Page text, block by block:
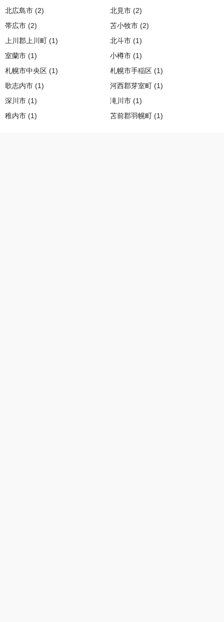
北広島市 (2) 北見市 (2)
帯広市 (2) 苫小牧市 (2)
上川郡上川町 (1) 北斗市 (1)
室蘭市 (1) 小樽市 (1)
札幌市中央区 (1) 札幌市手稲区 (1)
歌志内市 (1) 河西郡芽室町 (1)
深川市 (1) 滝川市 (1)
稚内市 (1) 苫前郡羽幌町 (1)